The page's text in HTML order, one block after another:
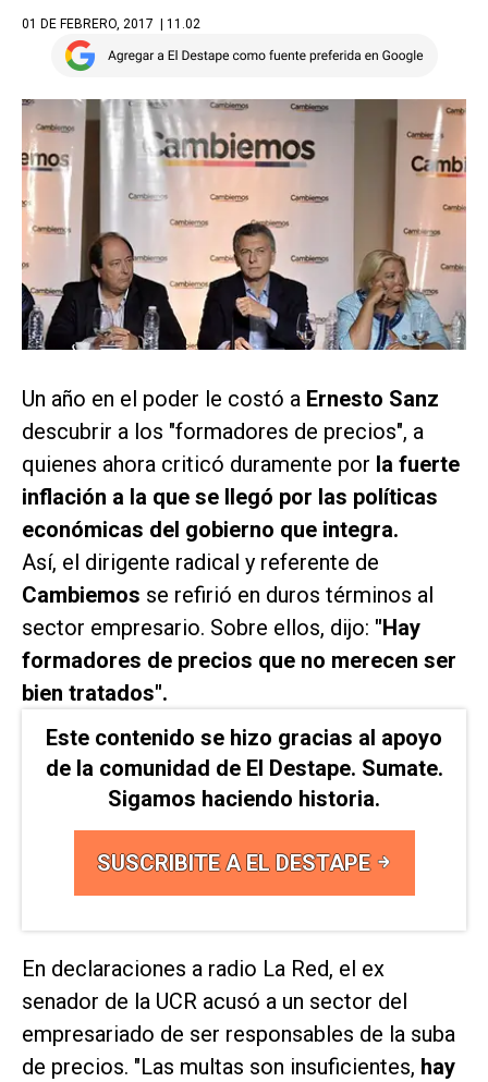
01 DE FEBRERO, 2017 | 11.02
Un año en el poder le costó a Ernesto Sanz
descubrir a los "formadores de precios", a
quienes ahora criticó duramente por la fuerte
inflación a la que se llegó por las políticas
económicas del gobierno que integra.
Así, el dirigente radical y referente de
Cambiemos se refirió en duros términos al
sector empresario. Sobre ellos, dijo: "Hay
formadores de precios que no merecen ser
bien tratados".
Este contenido se hizo gracias al apoyo
de la comunidad de El Destape. Sumate.
Sigamos haciendo historia.
SUSCRIBITE A EL DESTAPE
En declaraciones a radio La Red, el ex
senador de la UCR acusó a un sector del
empresariado de ser responsables de la suba
de precios. "Las multas son insuficientes, hay